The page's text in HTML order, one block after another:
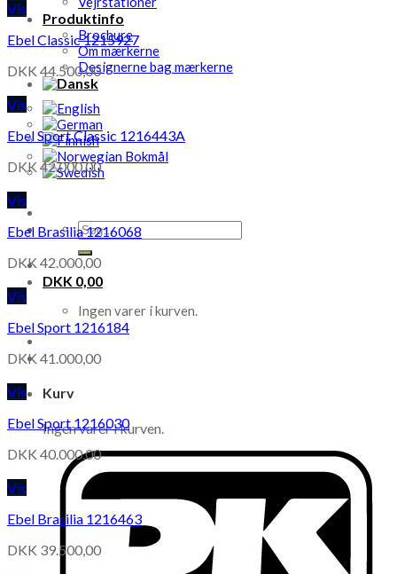
Produktinfo
Brochure
Om mærkerne
Designerne bag mærkerne
Søg
efter:
DKK 0,00
Ingen varer i kurven.
Kurv
Ingen varer i kurven.
Vis
Ebel Classic 1215927
DKK 44.500,00
Vis
Ebel Sport Classic 1216443A
DKK 42.000,00
Vis
Ebel Brasilia 1216068
DKK 42.000,00
Vis
Ebel Sport 1216184
DKK 41.000,00
Vis
Ebel Sport 1216030
DKK 40.000,00
Vis
Ebel Brasilia 1216463
DKK 39.500,00